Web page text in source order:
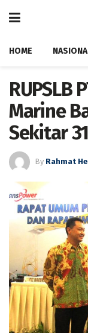
HOME
RUPSLB
Marine
Sekitar
By Rahmat